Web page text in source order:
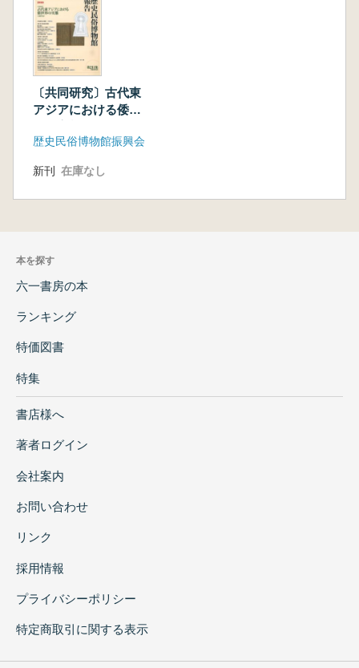
〔共同研究〕古代東
アジアにおける倭世
歴史民俗博物館振興会
新刊 在庫なし
本を探す
六一書房の本
ランキング
特価図書
特集
書店様へ
著者ログイン
会社案内
お問い合わせ
リンク
採用情報
プライバシーポリシー
特定商取引に関する表示